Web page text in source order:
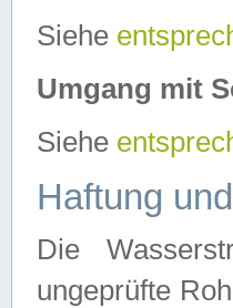
Siehe
Umgang mit
Siehe
Haftung
Die
ungeprüfte